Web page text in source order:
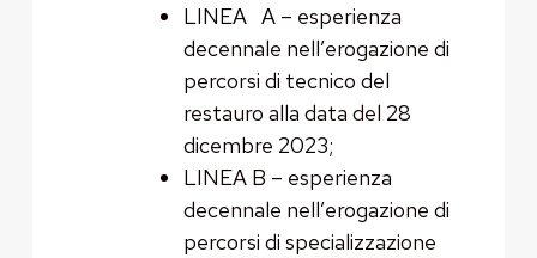
LINEA A – esperienza
decennale nell’erogazione di
percorsi di tecnico del
restauro alla data del 28
dicembre 2023;
LINEA B – esperienza
decennale nell’erogazione di
percorsi di specializzazione